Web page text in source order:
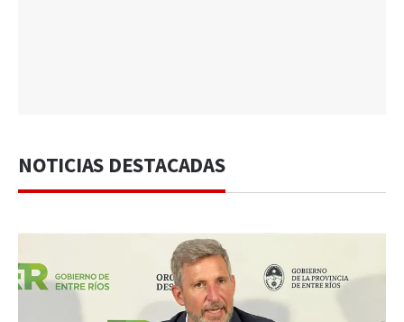
NOTICIAS DESTACADAS